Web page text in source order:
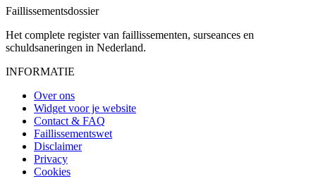
Faillissementsdossier
Het complete register van faillissementen, surseances en
schuldsaneringen in Nederland.
INFORMATIE
Over ons
Widget voor je website
Contact & FAQ
Faillissementswet
Disclaimer
Privacy
Cookies